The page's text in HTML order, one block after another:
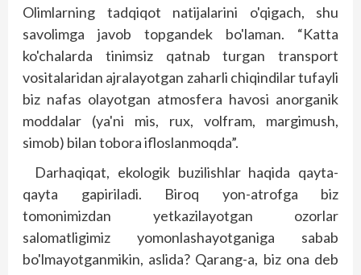
Olimlarning tadqiqot natijalarini o'qigach, shu
savolimga javob topgandek bo'laman. “Katta
ko'chalarda tinimsiz qatnab turgan transport
vositalaridan ajralayotgan zaharli chiqindilar tufayli
biz nafas olayotgan atmosfera havosi anorganik
moddalar (ya'ni mis, rux, volfram, margimush,
simob) bilan tobora ifloslanmoqda”.
Darhaqiqat, ekologik buzilishlar haqida qayta-
qayta gapiriladi. Biroq yon-atrofga biz
tomonimizdan yetkazilayotgan ozorlar
salomatligimiz yomonlashayotganiga sabab
bo'lmayotganmikin, aslida? Qarang-a, biz ona deb